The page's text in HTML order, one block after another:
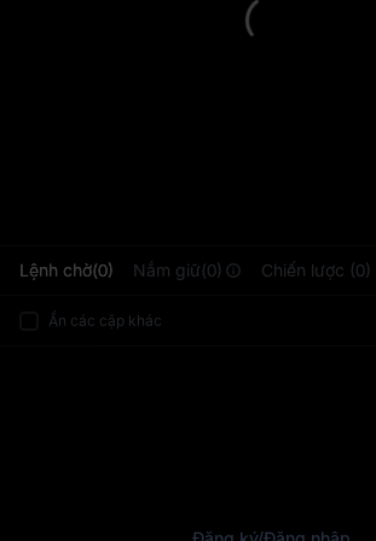
Lệnh chờ(0) Nắm giữ(0) Chiến lược (0)
Ẩn các cặp khác